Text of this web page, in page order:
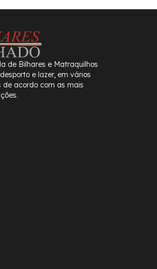
de Bilhares e Matraquilhos
e lazer, em vários
de acordo com as mais